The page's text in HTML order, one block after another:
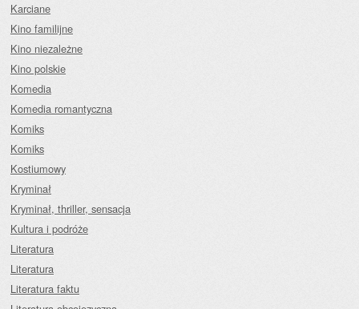
Karciane
Kino familijne
Kino niezależne
Kino polskie
Komedia
Komedia romantyczna
Komiks
Komiks
Kostiumowy
Kryminał
Kryminał, thriller, sensacja
Kultura i podróże
Literatura
Literatura
Literatura faktu